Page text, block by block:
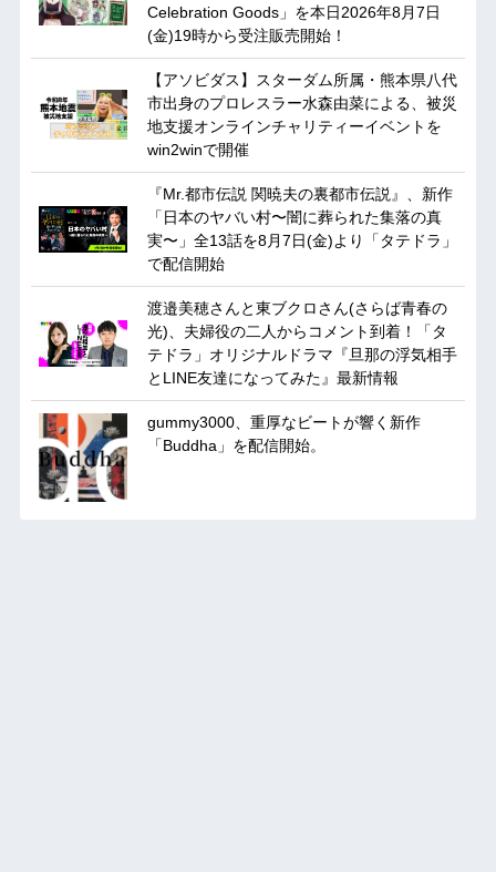
Celebration Goods」を本日2026年8月7日
(金)19時から受注販売開始！
【アソビダス】スターダム所属・熊本県八代
市出身のプロレスラー水森由菜による、被災
地支援オンラインチャリティーイベントを
win2winで開催
『Mr.都市伝説 関暁夫の裏都市伝説』、新作
「日本のヤバい村〜闇に葬られた集落の真
実〜」全13話を8月7日(金)より「タテドラ」
で配信開始
渡邉美穂さんと東ブクロさん(さらば青春の
光)、夫婦役の二人からコメント到着！「タ
テドラ」オリジナルドラマ『旦那の浮気相手
とLINE友達になってみた』最新情報
gummy3000、重厚なビートが響く新作
「Buddha」を配信開始。